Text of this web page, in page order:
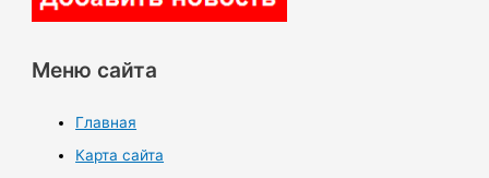
Меню сайта
Главная
Карта сайта